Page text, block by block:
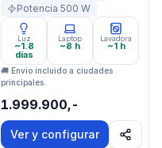
Potencia 500 W
Luz
~1.8
días
Laptop
~8 h
Lavadora
~1 h
🚚 Envío incluido a ciudades
principales
1.999.900,-
Ver y configurar